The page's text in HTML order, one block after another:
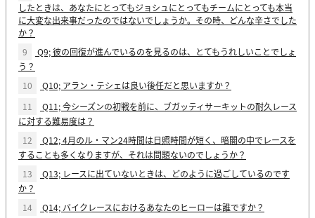
したときは、あなたにとってもジョシュにとってもチームにとっても本当
に大変な出来事だったのではないでしょうか。その時、どんな辛さでした
か？
9
Q9; 彼の回復が進んでいるのを見るのは、とてもうれしいことでしょ
う？
10
Q10; アラン・テシェは良い後任だと思いますか？
11
Q11; 今シーズンの初戦を前に、ブガッティサーキットの耐久レース
に対する難易度は？
12
Q12; 4月のル・マン24時間は日照時間が短く、暗闇の中でレースを
することも多くなりますが、それは問題ないのでしょうか？
13
Q13; レースに出ていないときは、どのように過ごしているのです
か？
14
Q14; バイクレースにおけるあなたのヒーローは誰ですか？